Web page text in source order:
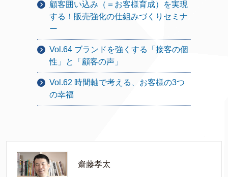
顧客囲い込み（＝お客様育成）を実現
する！販売強化の仕組みづくりセミナ
ー
Vol.64 ブランドを強くする「接客の個
性」と「顧客の声」
Vol.62 時間軸で考える、お客様の3つ
の幸福
齋藤孝太